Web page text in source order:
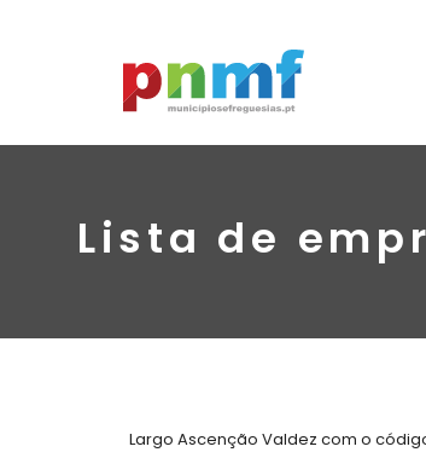
Lista de
Largo Ascenção Valdez com o